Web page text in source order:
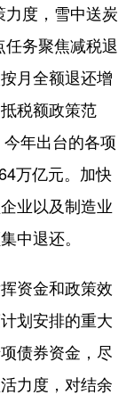
数字经济
溯源中国
悦读
上市公司
山西
江苏
江西
度，雪中送炭
务聚焦减税退
月全额退还增
税额政策范
年出台的各项
万亿元。加快
业以及制造业
中退还。
资金和政策效
划安排的重大
债券资金，尽
力度，对结余